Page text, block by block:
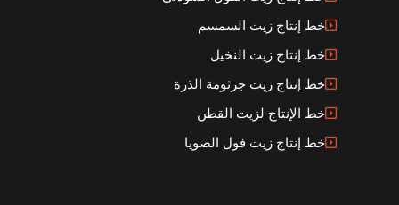
خط إنتاج زيت السمسم
خط إنتاج زيت النخيل
خط إنتاج زيت جرثومة الذرة
خط الإنتاج لزيت القطن
خط إنتاج زيت فول الصويا